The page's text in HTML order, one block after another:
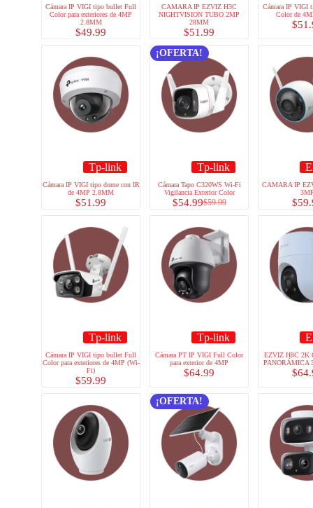
Cámara IP VIGI tipo bullet Full
Color para exteriores de 4MP
2.8MM
$49.99
CAMARA IP EZVIZ H3C
NIGHTVISION TUBO 2MP
28MM
$51.99
Cámara IP VIGI
Color de
$
Tp-link
Cámara IP VIGI tipo dome con IR
de 4MP 2.8MM
$51.99
¡OFERTA!
Tp-link
Cámara Tapo C320WS Wi-Fi
Vigilancia Exterior Color
$59.99
$54.99
CAMARA IP
$
Tp-link
Cámara IP VIGI tipo bullet Full
Color para exteriores de 4MP (Wi-
Fi)
$59.99
Tp-link
Cámara PT IP VIGI Full Color
para exterior de 4MP
$64.99
EZVIZ H8C 2K
PANORÁMICA
$
¡OFERTA!